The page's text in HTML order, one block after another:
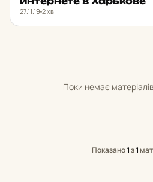
27.11.19 2 хв
Поки немає
Показано1з1